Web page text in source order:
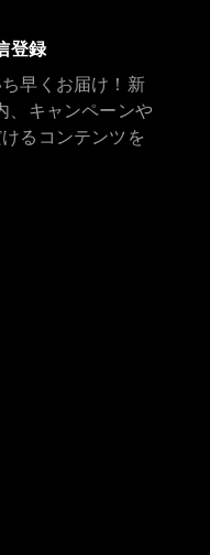
登録
早くお届け！新
、キャンペーンや
るコンテンツを